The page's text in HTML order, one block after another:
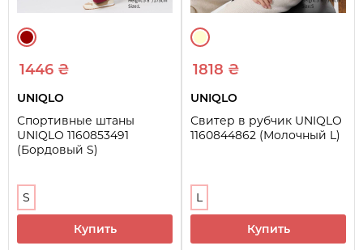
1446 ₴
UNIQLO
Спортивные штаны
UNIQLO 1160853491
(Бордовый S)
S
Купить
1818 ₴
UNIQLO
Свитер в рубчик UNIQLO
1160844862 (Молочный L)
L
Купить